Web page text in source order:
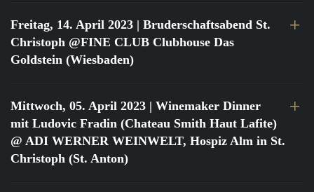
Freitag, 14. April 2023 | Bruderschaftsabend St.
Christoph @FINE CLUB Clubhouse Das
Goldstein (Wiesbaden)
Mittwoch, 05. April 2023 | Winemaker Dinner
mit Ludovic Fradin (Chateau Smith Haut Lafite)
@ ADI WERNER WEINWELT, Hospiz Alm in St.
Christoph (St. Anton)